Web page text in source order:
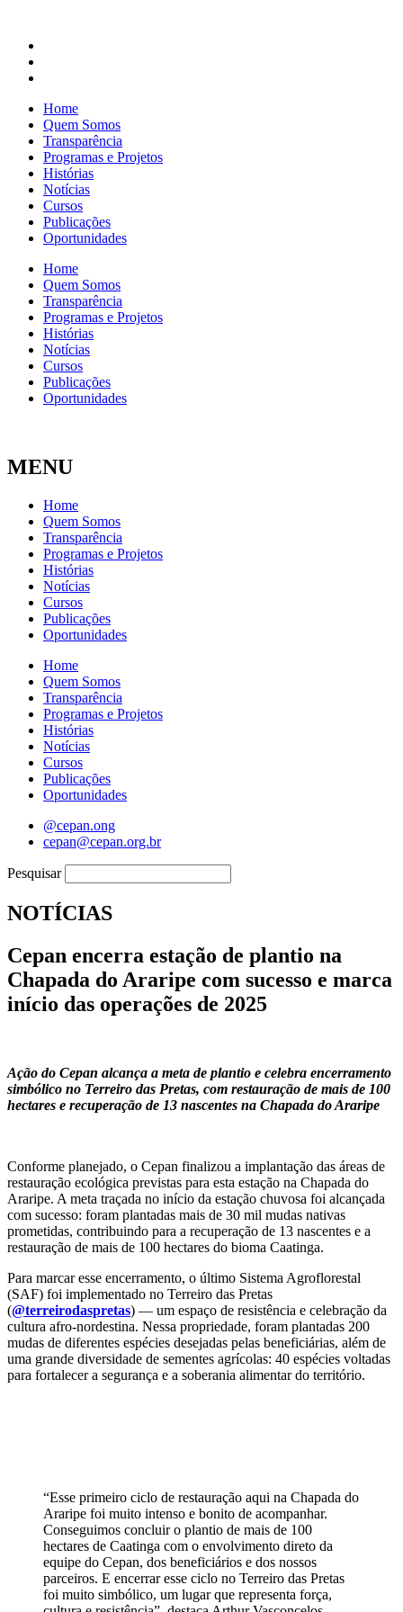
Home
Quem Somos
Transparência
Programas e Projetos
Histórias
Notícias
Cursos
Publicações
Oportunidades
Home
Quem Somos
Transparência
Programas e Projetos
Histórias
Notícias
Cursos
Publicações
Oportunidades
MENU
Home
Quem Somos
Transparência
Programas e Projetos
Histórias
Notícias
Cursos
Publicações
Oportunidades
Home
Quem Somos
Transparência
Programas e Projetos
Histórias
Notícias
Cursos
Publicações
Oportunidades
@cepan.ong
cepan@cepan.org.br
Pesquisar
NOTÍCIAS
Cepan encerra estação de plantio na
Chapada do Araripe com sucesso e marca
início das operações de 2025
Ação do Cepan alcança a meta de plantio e celebra encerramento
simbólico no Terreiro das Pretas, com restauração de mais de 100
hectares e recuperação de 13 nascentes na Chapada do Araripe
Conforme planejado, o Cepan finalizou a implantação das áreas de
restauração ecológica previstas para esta estação na Chapada do
Araripe. A meta traçada no início da estação chuvosa foi alcançada
com sucesso: foram plantadas mais de 30 mil mudas nativas
prometidas, contribuindo para a recuperação de 13 nascentes e a
restauração de mais de 100 hectares do bioma Caatinga.
Para marcar esse encerramento, o último Sistema Agroflorestal
(SAF) foi implementado no Terreiro das Pretas
(@terreirodaspretas) — um espaço de resistência e celebração da
cultura afro-nordestina. Nessa propriedade, foram plantadas 200
mudas de diferentes espécies desejadas pelas beneficiárias, além de
uma grande diversidade de sementes agrícolas: 40 espécies voltadas
para fortalecer a segurança e a soberania alimentar do território.
“Esse primeiro ciclo de restauração aqui na Chapada do
Araripe foi muito intenso e bonito de acompanhar.
Conseguimos concluir o plantio de mais de 100
hectares de Caatinga com o envolvimento direto da
equipe do Cepan, dos beneficiários e dos nossos
parceiros. E encerrar esse ciclo no Terreiro das Pretas
foi muito simbólico, um lugar que representa força,